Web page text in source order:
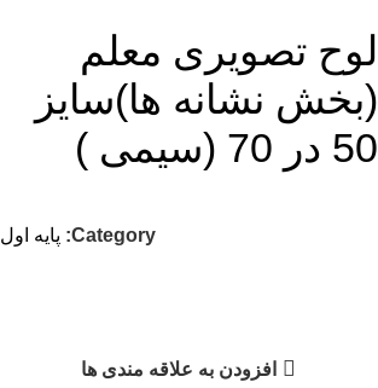
لوح تصويری معلم
(بخش نشانه ها)سایز
50 در 70 (سیمی )
Category: پایه اول
افزودن به علاقه مندی ها